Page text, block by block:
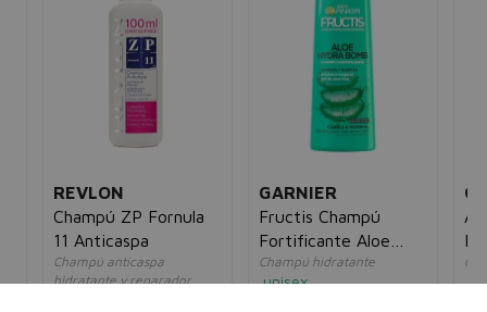
REVLON
Champú ZP Fornula
11 Anticaspa
Champú anticaspa
hidratante y reparador
GARNIER
Fructis Champú
Fortificante Aloe
Hydra Bomb
Champú hidratante
unisex